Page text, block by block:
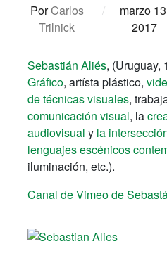
PorCarlos
Trilnick
/
marzo
2017
Sebastián Aliés, (Uruguay,
Gráfico, artísta plástico,
de técnicas visuales,
comunicación visual, la
audiovisual y la
lenguajes escénicos
iluminación, etc.).
Canal de Vimeo de